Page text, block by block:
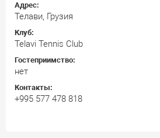
Адрес:
Телави, Грузия
Клуб:
Telavi Tennis Club
Гостеприимство:
нет
Контакты:
+995 577 478 818